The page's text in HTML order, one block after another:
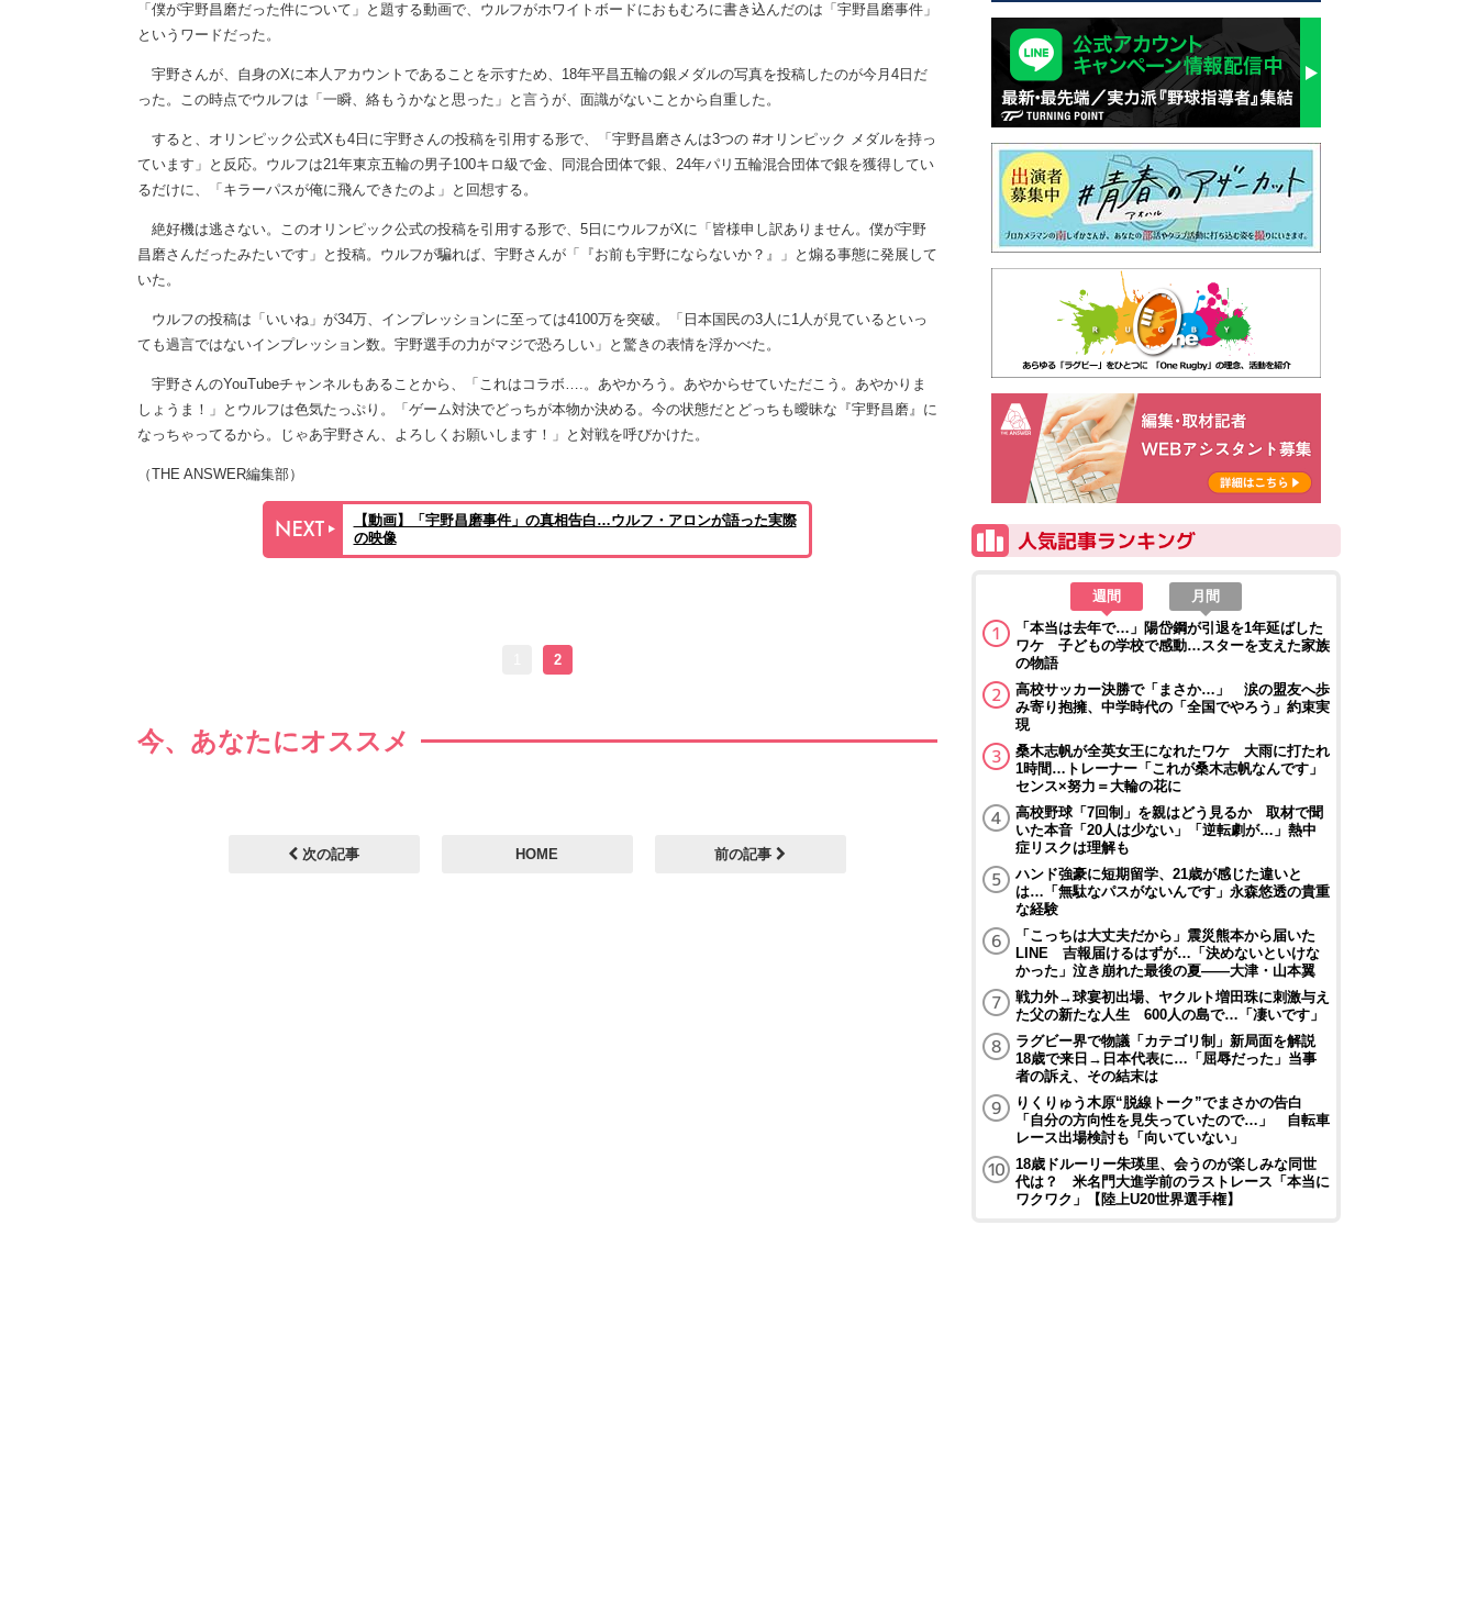
「僕が宇野昌磨だった件について」と題する動画で、ウルフがホワイトボードにおもむろに書き込んだのは「宇野昌磨事件」
というワードだった。
宇野さんが、自身のXに本人アカウントであることを示すため、18年平昌五輪の銀メダルの写真を投稿したのが今月4日だ
った。この時点でウルフは「一瞬、絡もうかなと思った」と言うが、面識がないことから自重した。
すると、オリンピック公式Xも4日に宇野さんの投稿を引用する形で、「宇野昌磨さんは3つの #オリンピック メダルを持っ
ています」と反応。ウルフは21年東京五輪の男子100キロ級で金、同混合団体で銀、24年パリ五輪混合団体で銀を獲得してい
るだけに、「キラーパスが俺に飛んできたのよ」と回想する。
絶好機は逃さない。このオリンピック公式の投稿を引用する形で、5日にウルフがXに「皆様申し訳ありません。僕が宇野
昌磨さんだったみたいです」と投稿。ウルフが騙れば、宇野さんが「『お前も宇野にならないか？』」と煽る事態に発展して
いた。
ウルフの投稿は「いいね」が34万、インプレッションに至っては4100万を突破。「日本国民の3人に1人が見ているといっ
ても過言ではないインプレッション数。宇野選手の力がマジで恐ろしい」と驚きの表情を浮かべた。
宇野さんのYouTubeチャンネルもあることから、「これはコラボ….。あやかろう。あやからせていただこう。あやかりま
しょうま！」とウルフは色気たっぷり。「ゲーム対決でどっちが本物か決める。今の状態だとどっちも曖昧な『宇野昌磨』に
なっちゃってるから。じゃあ宇野さん、よろしくお願いします！」と対戦を呼びかけた。
（THE ANSWER編集部）
【動画】「宇野昌磨事件」の真相告白…ウルフ・アロンが語った実際
の映像
2
今、あなたにオススメ
次の記事 HOME 前の記事
週間
月間
「本当は去年で…」陽岱鋼が引退を1年延ばした
ワケ 子どもの学校で感動…スターを支えた家族
の物語
高校サッカー決勝で「まさか…」 涙の盟友へ歩
み寄り抱擁、中学時代の「全国でやろう」約束実
現
桑木志帆が全英女王になれたワケ 大雨に打たれ
1時間…トレーナー「これが桑木志帆なんです」
センス×努力＝大輪の花に
高校野球「7回制」を親はどう見るか 取材で聞
いた本音「20人は少ない」「逆転劇が…」熱中
症リスクは理解も
ハンド強豪に短期留学、21歳が感じた違いと
は…「無駄なパスがないんです」永森悠透の貴重
な経験
「こっちは大丈夫だから」震災熊本から届いた
LINE 吉報届けるはずが…「決めないといけな
かった」泣き崩れた最後の夏――大津・山本翼
戦力外→球宴初出場、ヤクルト増田珠に刺激与え
た父の新たな人生 600人の島で…「凄いです」
ラグビー界で物議「カテゴリ制」新局面を解説
18歳で来日→日本代表に…「屈辱だった」当事
者の訴え、その結末は
りくりゅう木原“脱線トーク”でまさかの告白
「自分の方向性を見失っていたので…」 自転車
レース出場検討も「向いていない」
18歳ドルーリー朱瑛里、会うのが楽しみな同世
代は？ 米名門大進学前のラストレース「本当に
ワクワク」【陸上U20世界選手権】